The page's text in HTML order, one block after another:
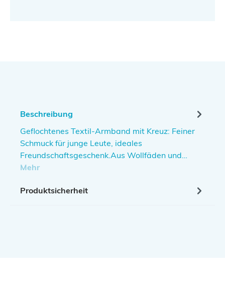
Beschreibung
Geflochtenes Textil-Armband mit Kreuz: Feiner
Schmuck für junge Leute, ideales
Freundschaftsgeschenk.Aus Wollfäden und…
Mehr
Produktsicherheit